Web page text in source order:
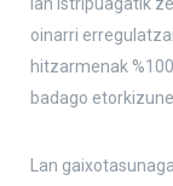
oinarri
hitzarmenak
badago
Lan